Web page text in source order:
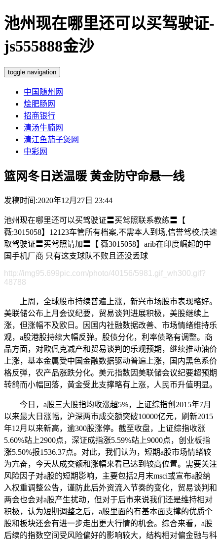
池州现在哪里还可以买驾驶证-
js555888金沙
toggle navigation
中国随州网
烩肥肠网
招商银行
清汤牛腩网
清江鱼茄子煲网
中彩网
篮网冬日送温暖 黄金防守命悬一线
发稿时间:2020年12月27日 23:44
池州现在哪里还可以买驾驶证〓买驾照联系教练〓【
薇:3015058】12123车管所有档案,不需本人到场,信誉驾校,快速
取驾驶证〓买驾照请加〓【 薇3015058】arib在印度崛起的中
国手机厂商 只有这支球队不败且还没丢球
http://img95.699pic.com/photo/40156/5981.gif_wh300.gif?
48788
上周，全球股市持续普遍上涨，新兴市场股市表现略好。
美联储公布上月会议纪要，贸易谈判进展积极，美股继续上
涨，但涨幅不及欧日。因国内社融数据改善、市场情绪维持乐
观，a股港股持续大幅反弹。股债分化，利率债略有调整。商
品方面，对欧佩克减产和贸易谈判的乐观预期，继续推动油价
上涨，基本金属受中国金融数据驱动普遍上涨，国内黑色系价
格反弹，农产品涨跌分化。美元指数因美联储会议纪要超预期
转鸽而小幅回落，黄金受此支撑略有上涨，人民币升值明显。
今日，a股三大股指均收涨超5%，上证综指创2015年7月
以来最大日涨幅，沪深两市成交额突破10000亿元，刷新2015
年12月以来新高，逾300股涨停。截至收盘，上证综指收涨
5.60%站上2900点，深证成指涨5.59%站上9000点，创业板指
涨5.50%报1536.37点。对此，我们认为，短期a股市场情绪较
为亢奋，今天从成交额和涨幅来看已达到较高位置。需要关注
风险因子对a股的短期影响，主要包括2月末msci或宣布a股纳
入权重调整公告，谨防此后外资流入节奏的变化，贸易谈判和
两会也会对a股产生扰动，但对于后市来说我们还是维持相对
积极，认为短期调整之后，a股里面的有基本面支撑的优质个
股和板块还会有进一步走出更大行情的机会。综合来看，a股
后续的指数空间受风险偏好的影响较大，结构相对偏金融与科